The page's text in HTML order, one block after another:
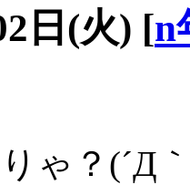
日(火) [n
ゃ？(´Д